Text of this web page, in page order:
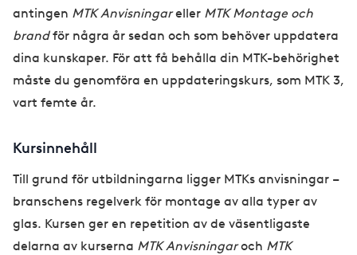
antingen MTK Anvisningareller MTK Montage och
brandför några år sedan och som behöver uppdatera
dina kunskaper. För att få behålla din MTK-behörighet
måste du genomföra en uppdateringskurs, som MTK 3,
vart femte år.
Kursinnehåll
Till grund för utbildningarna ligger MTKs anvisningar –
branschens regelverk för montage av alla typer av
glas. Kursen ger en repetition av de väsentligaste
delarna av kurserna MTK Anvisningaroch MTK